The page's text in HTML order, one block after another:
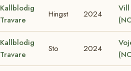
Kallblodig
Travare
Hingst 2024
Vill
Kallblodig
Travare
Sto 2024